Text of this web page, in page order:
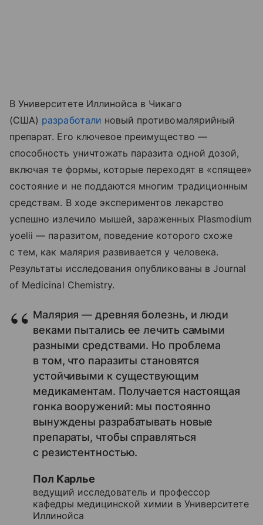
В Университете Иллинойса в Чикаго
(США) разработали новый противомалярийный
препарат. Его ключевое преимущество —
способность уничтожать паразита одной дозой,
включая те формы, которые переходят в «спящее»
состояние и не поддаются многим традиционным
средствам. В ходе экспериментов лекарство
успешно излечило мышей, зараженных Plasmodium
yoelii — паразитом, поведение которого схоже
с тем, как малярия развивается у человека.
Результаты исследования опубликованы в Journal
of Medicinal Chemistry.
Малярия — древняя болезнь, и люди
веками пытались ее лечить самыми
разными средствами. Но проблема
в том, что паразиты становятся
устойчивыми к существующим
медикаментам. Получается настоящая
гонка вооружений: мы постоянно
вынуждены разрабатывать новые
препараты, чтобы справляться
с резистентностью.
Пол Карлье
ведущий исследователь и профессор
кафедры медицинской химии в Университете
Иллинойса